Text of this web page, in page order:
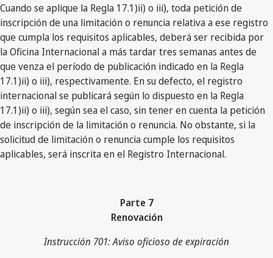
Cuando se aplique la Regla 17.1)ii) o iii), toda petición de
inscripción de una limitación o renuncia relativa a ese registro
que cumpla los requisitos aplicables, deberá ser recibida por
la Oficina Internacional a más tardar tres semanas antes de
que venza el período de publicación indicado en la Regla
17.1)ii) o iii), respectivamente. En su defecto, el registro
internacional se publicará según lo dispuesto en la Regla
17.1)ii) o iii), según sea el caso, sin tener en cuenta la petición
de inscripción de la limitación o renuncia. No obstante, si la
solicitud de limitación o renuncia cumple los requisitos
aplicables, será inscrita en el Registro Internacional.
Parte 7
Renovación
Instrucción 701: Aviso oficioso de expiración